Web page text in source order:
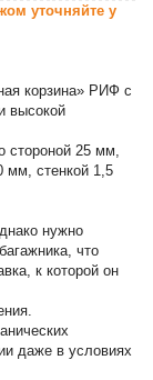
уточняйте у
корзина» РИФ с
высокой
стороной 25 мм,
мм, стенкой 1,5
нужно
что
к которой он
даже в условиях